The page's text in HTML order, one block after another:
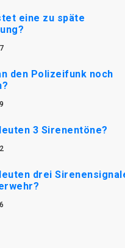
eine zu späte
den Polizeifunk noch
3 Sirenentöne?
drei